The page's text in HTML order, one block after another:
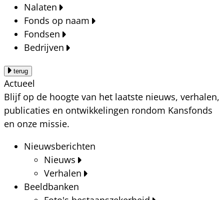
Nalaten
Fonds op naam
Fondsen
Bedrijven
terug
Actueel
Blijf op de hoogte van het laatste nieuws, verhalen,
publicaties en ontwikkelingen rondom Kansfonds
en onze missie.
Nieuwsberichten
Nieuws
Verhalen
Beeldbanken